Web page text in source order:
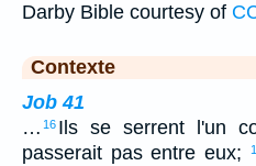
Darby Bible courtesy of
Contexte
Job 41
… 16 Ils se serrent l'un
passerait pas entre eux;